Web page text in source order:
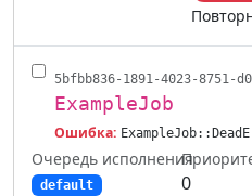
5bfbb836-1891-4023-8751-
ExampleJob
Ошибка:
Очередь исполнения
default 0